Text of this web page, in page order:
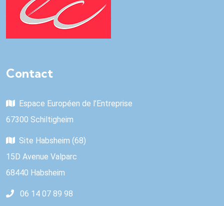
Contact
Espace Européen de l’Entreprise
67300 Schiltigheim
Site Habsheim (68)
15D Avenue Valparc
68440 Habsheim
06 14 07 89 98